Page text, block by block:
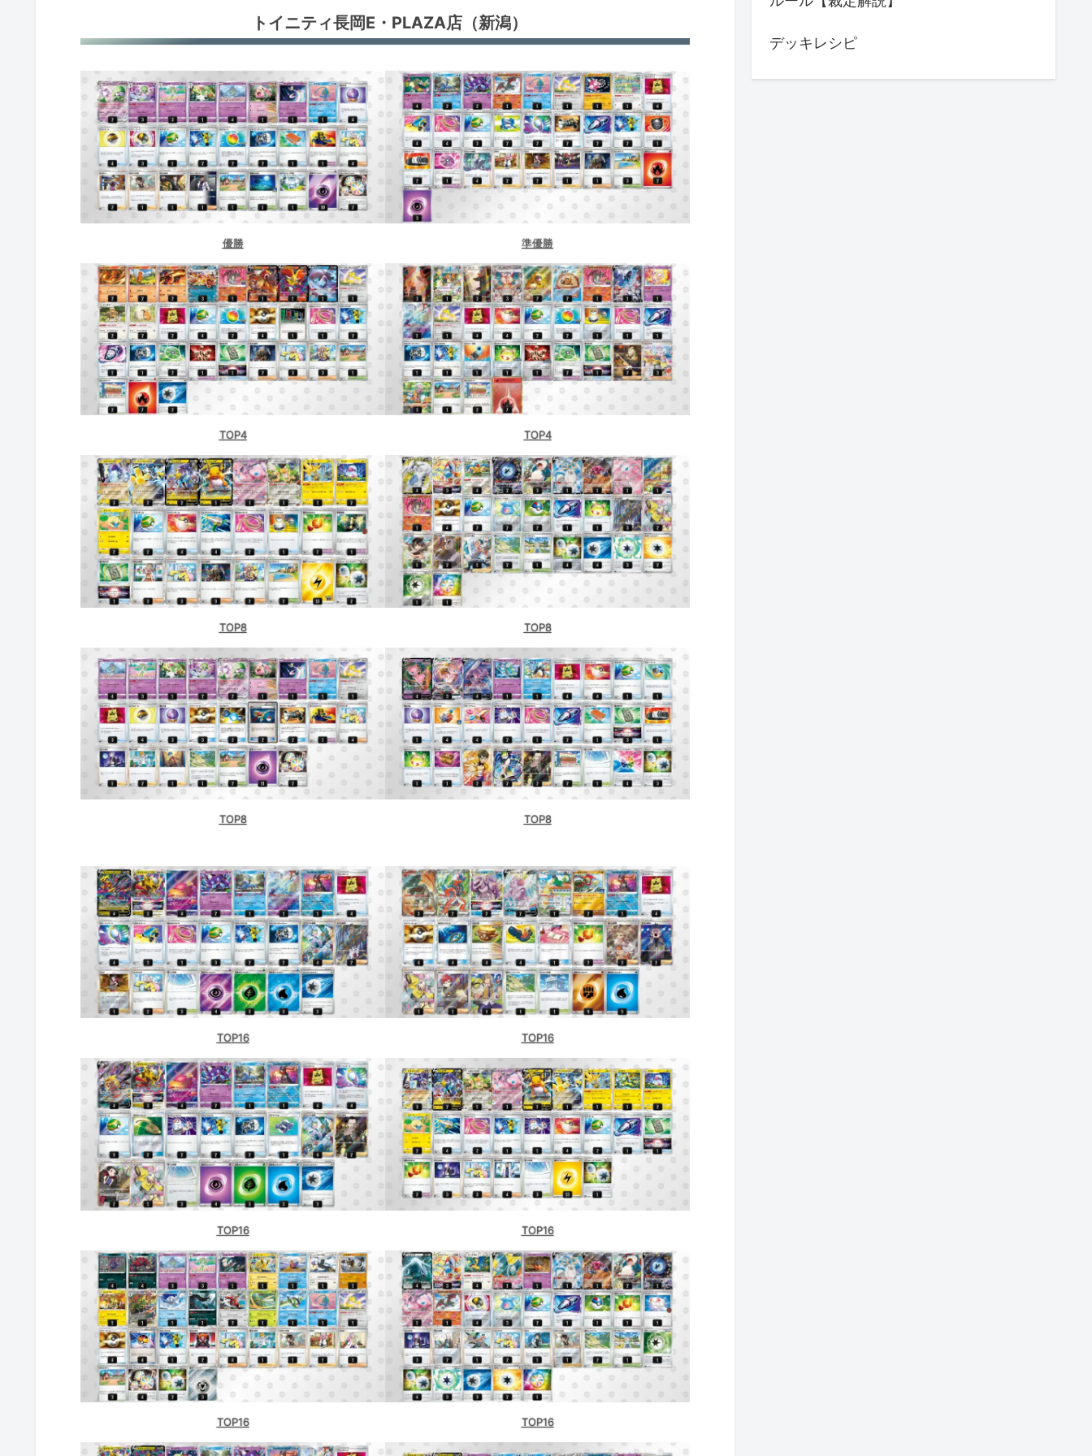
BOOKOFF奈良法華寺店（奈良）
カードスタジアム小禄店(沖縄)
三洋堂書店 乙川店(愛知)
オレタン福岡天神店（福岡）-1
オレタン福岡天神店（福岡）-2
BOOKOFFノースポート・モール店（神奈川）
ふぁんたじ屋(愛媛)
フルコンプ 八王子本店（東京）
竜星のPAO 町田店（東京）
TSUTAYA西友町田店（東京）
バトロコ 川越駅前(埼玉)
竜のしっぽ 大阪梅田店（大阪）
竜星のPAO千葉中央店（千葉）
トイニティ長岡E・PLAZA店（新潟）
優勝 準優勝
TOP4 TOP4
TOP8 TOP8
TOP8 TOP8
TOP16 TOP16
TOP16 TOP16
TOP16 TOP16
デッキレシピ